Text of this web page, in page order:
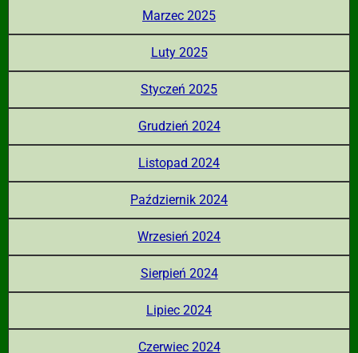
Marzec 2025
Luty 2025
Styczeń 2025
Grudzień 2024
Listopad 2024
Październik 2024
Wrzesień 2024
Sierpień 2024
Lipiec 2024
Czerwiec 2024